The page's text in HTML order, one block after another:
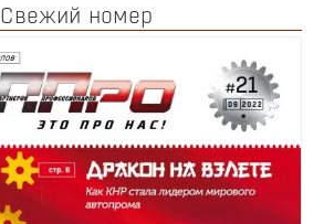
Свежий номер